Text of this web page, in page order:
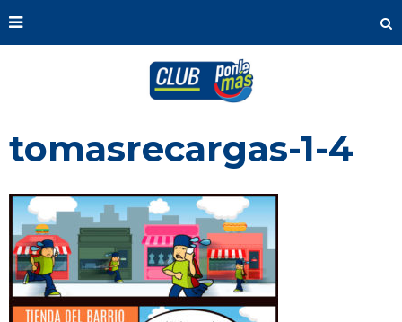
tomasrecargas-1-4